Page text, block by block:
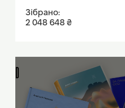
Зібрано:
2 048 648 ₴